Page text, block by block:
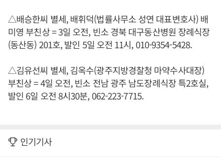
△배승한씨 별세, 배휘덕(법률사무소 성연 대표변호사) 배
미영 부친상 = 3일 오전, 빈소 경북 대구동산병원 장례식장
(동산동) 201호, 발인 5일 오전 11시, 010-9354-5428.
△김유선씨 별세, 김옥수(광주지방경찰청 마약수사대장)
부친상 = 4일 오전, 빈소 전남 광주 남도장례식장 특2호실,
발인 6일 오전 8시30분, 062-223-7715.
인기기사